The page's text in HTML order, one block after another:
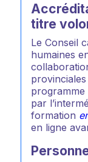
titre
Le Conseil
humaines
programme
par
formation
en ligne